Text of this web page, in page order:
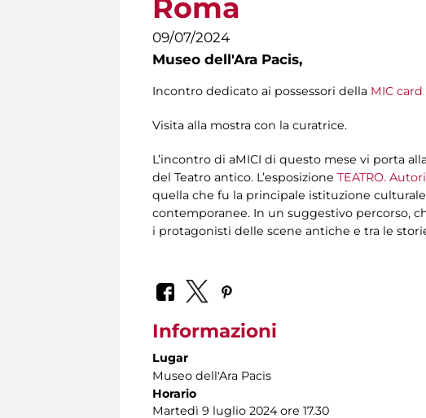
Roma
09/07/2024
Museo dell'Ara Pacis,
Incontro dedicato ai possessori della MIC card
Visita alla mostra con la curatrice.
L’incontro di aMICI di questo mese vi porta
del Teatro antico. L’esposizione TEATRO.
quella che fu la principale istituzione
contemporanee. In un suggestivo percorso,
i protagonisti delle scene antiche e tra le
Informazioni
Lugar
Museo dell'Ara Pacis
Horario
Martedì 9 luglio 2024 ore 17.30